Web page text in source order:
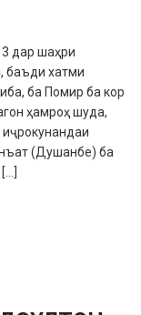
дар шаҳри
баъди хатми
ба Помир ба кор
ҳамроҳ шуда,
иҷрокунандаи
(Душанбе) ба